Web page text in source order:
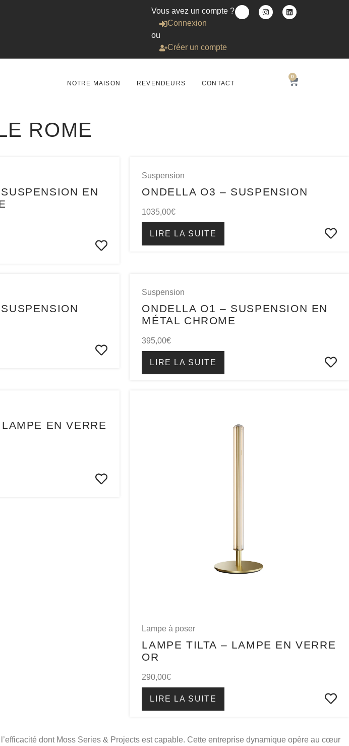
Vous avez un compte ?
Connexion
ou
Créer un compte
NOTRE MAISON REVENDEURS CONTACT
0
ROME
EN
Suspension
ONDELLA O3 – SUSPENSION
1035,00€
LIRE LA SUITE
Suspension
ONDELLA O1 – SUSPENSION EN
MÉTAL CHROME
395,00€
LIRE LA SUITE
EN VERRE
Lampe à poser
LAMPE TILTA – LAMPE EN VERRE
OR
290,00€
LIRE LA SUITE
dont Moss Series & Projects est capable. Cette entreprise dynamique opère au cœur